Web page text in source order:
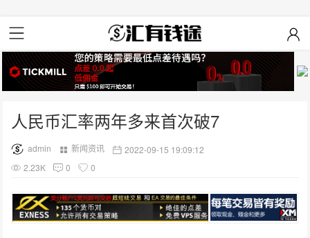
人民币汇率两年多来首次破7
admin 新闻资讯
2022-09-15 19:09:12
2.23K
0 0